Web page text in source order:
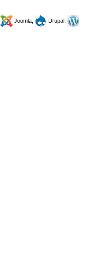
Joomla,
Drupal,